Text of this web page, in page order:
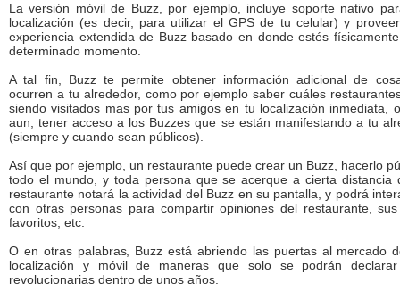
La versión móvil de Buzz, por ejemplo, incluye soporte nativo
localización (es decir, para utilizar el GPS de tu celular) y
experiencia extendida de Buzz basado en donde estés
determinado momento.
A tal fin, Buzz te permite obtener información adicional de
ocurren a tu alrededor, como por ejemplo saber cuáles
siendo visitados mas por tus amigos en tu localización inmediata,
aun, tener acceso a los Buzzes que se están manifestando a tu
(siempre y cuando sean públicos).
Así que por ejemplo, un restaurante puede crear un Buzz, hacerlo
todo el mundo, y toda persona que se acerque a cierta distancia
restaurante notará la actividad del Buzz en su pantalla, y podrá
con otras personas para compartir opiniones del restaurante,
favoritos, etc.
O en otras palabras, Buzz está abriendo las puertas al mercado
localización y móvil de maneras que solo se podrán
revolucionarias dentro de unos años.